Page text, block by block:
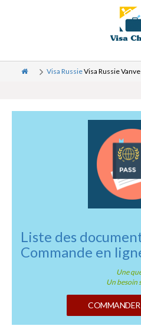
Visa RussieVisa Russie
Liste des
Commande en
Une
Un besoin